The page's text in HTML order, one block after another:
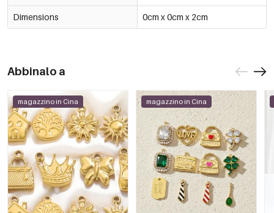
Dimensions 0cm x 0cm x 2cm
Abbinalo a
magazzino in Cina magazzino in Cina